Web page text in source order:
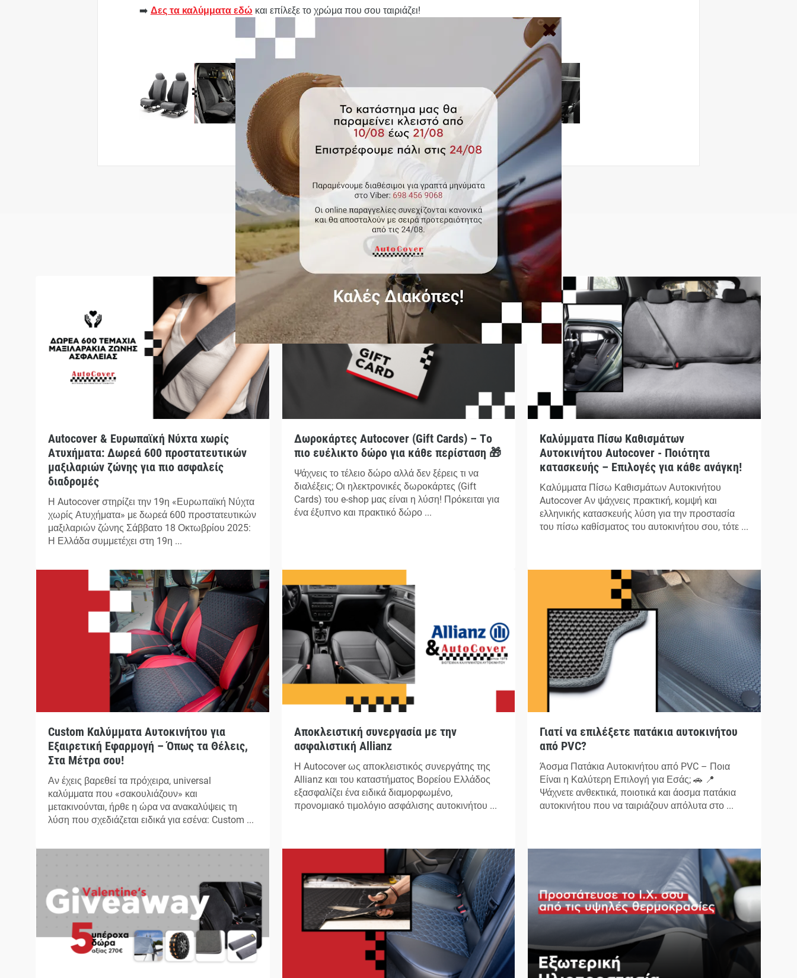
➡️ Δες τα καλύμματα εδώ και επίλεξε το χρώμα που σου ταιριάζει!
Περισσότερα Νέα
Autocover & Ευρωπαϊκή Νύχτα χωρίς
Ατυχήματα: Δωρεά 600 προστατευτικών
μαξιλαριών ζώνης για πιο ασφαλείς
διαδρομές
Η Autocover στηρίζει την 19η «Ευρωπαϊκή Νύχτα
χωρίς Ατυχήματα» με δωρεά 600 προστατευτικών
μαξιλαριών ζώνης Σάββατο 18 Οκτωβρίου 2025:
Η Ελλάδα συμμετέχει στη 19η ...
Δωροκάρτες Autocover (Gift Cards) – Το
πιο ευέλικτο δώρο για κάθε περίσταση 🎁
Ψάχνεις το τέλειο δώρο αλλά δεν ξέρεις τι να
διαλέξεις; Οι ηλεκτρονικές δωροκάρτες (Gift
Cards) του e-shop μας είναι η λύση! Πρόκειται για
ένα έξυπνο και πρακτικό δώρο ...
Καλύμματα Πίσω Καθισμάτων
Αυτοκινήτου Autocover - Ποιότητα
κατασκευής – Επιλογές για κάθε ανάγκη!
Καλύμματα Πίσω Καθισμάτων Αυτοκινήτου
Autocover Αν ψάχνεις πρακτική, κομψή και
ελληνικής κατασκευής λύση για την προστασία
του πίσω καθίσματος του αυτοκινήτου σου, τότε ...
Custom Καλύμματα Αυτοκινήτου για
Εξαιρετική Εφαρμογή – Όπως τα Θέλεις,
Στα Μέτρα σου!
Αν έχεις βαρεθεί τα πρόχειρα, universal
καλύμματα που «σακουλιάζουν» και
μετακινούνται, ήρθε η ώρα να ανακαλύψεις τη
λύση που σχεδιάζεται ειδικά για εσένα: Custom ...
Αποκλειστική συνεργασία με την
ασφαλιστική Allianz
Η Autocover ως αποκλειστικός συνεργάτης της
Allianz και του καταστήματος Βορείου Ελλάδος
εξασφαλίζει ένα ειδικά διαμορφωμένο,
προνομιακό τιμολόγιο ασφάλισης αυτοκινήτου ...
Γιατί να επιλέξετε πατάκια αυτοκινήτου
από PVC?
Άοσμα Πατάκια Αυτοκινήτου από PVC – Ποια
Είναι η Καλύτερη Επιλογή για Εσάς; 🚗 📍
Ψάχνετε ανθεκτικά, ποιοτικά και άοσμα πατάκια
αυτοκινήτου που να ταιριάζουν απόλυτα στο ...